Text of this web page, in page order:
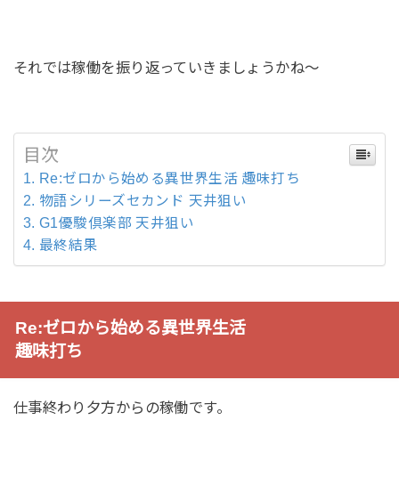
それでは稼働を振り返っていきましょうかね～
目次
Re:ゼロから始める異世界生活 趣味打ち
物語シリーズセカンド 天井狙い
G1優駿倶楽部 天井狙い
最終結果
Re:ゼロから始める異世界生活
趣味打ち
仕事終わり夕方からの稼働です。